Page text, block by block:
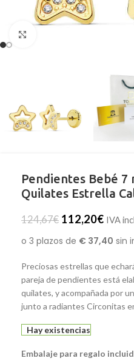
Pendientes Bebé
Quilates Estrella
124,67€ 112,20€ IVA
Preciosas estrellas que
pareja de pendientes está
quilates, y acompañada por
junto a radiantes Circonitas
Hay existencias
Embalaje para regalo